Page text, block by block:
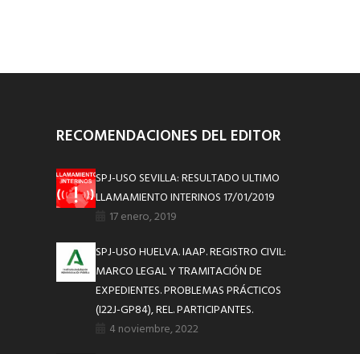
RECOMENDACIONES DEL EDITOR
SPJ-USO SEVILLA: RESULTADO ULTIMO
LLAMAMIENTO INTERINOS 17/01/2019
17 enero, 2019
SPJ-USO HUELVA. IAAP. REGISTRO CIVIL:
MARCO LEGAL Y TRAMITACIÓN DE
EXPEDIENTES. PROBLEMAS PRÁCTICOS
(I22J-GP84), REL. PARTICIPANTES.
4 noviembre, 2022